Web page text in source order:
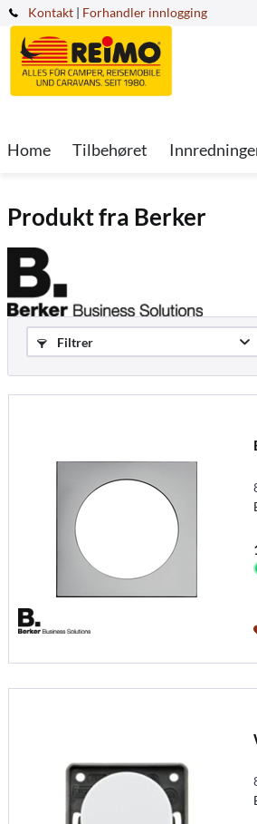
Kontakt | Forhandler innlogging
Home Tilbehøret
Produkt fra Berker
Filtrer